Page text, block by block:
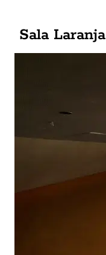
Sala Laranja